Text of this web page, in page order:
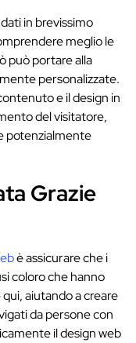
in brevissimo
meglio le
può portare alla
personalizzate.
e il design in
del visitatore,
potenzialmente
Grazie
è assicurare che i
coloro che hanno
aiutando a creare
da persone con
il design web